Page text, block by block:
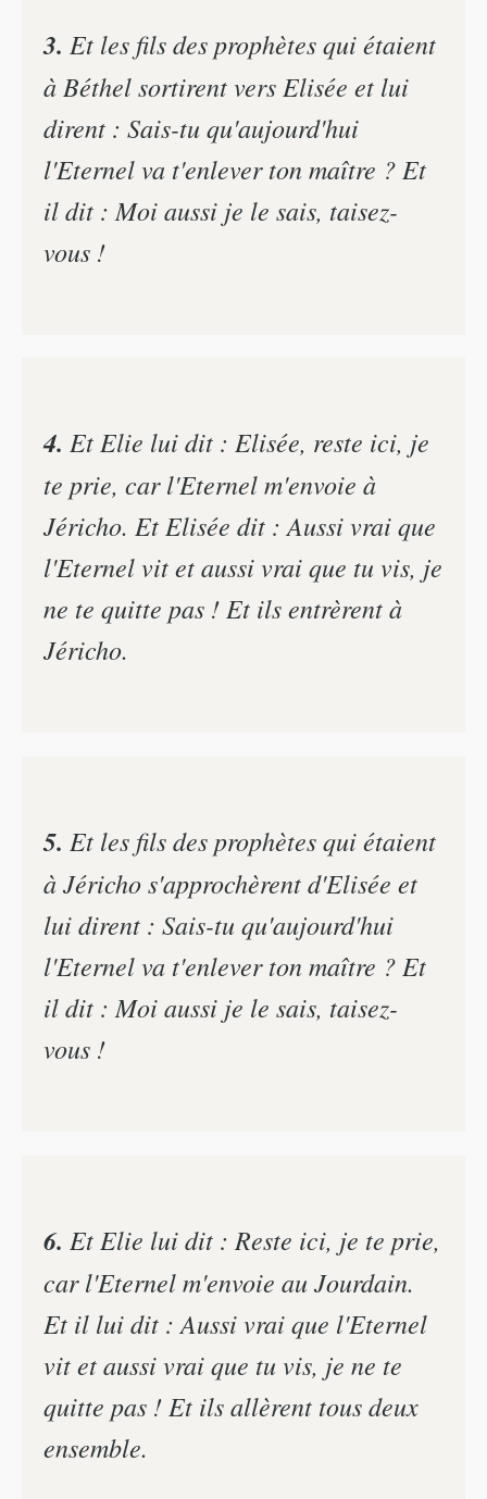
3. Et les fils des prophètes qui étaient
à Béthel sortirent vers Elisée et lui
dirent : Sais-tu qu'aujourd'hui
l'Eternel va t'enlever ton maître ? Et
il dit : Moi aussi je le sais, taisez-
vous !
4. Et Elie lui dit : Elisée, reste ici, je
te prie, car l'Eternel m'envoie à
Jéricho. Et Elisée dit : Aussi vrai que
l'Eternel vit et aussi vrai que tu vis, je
ne te quitte pas ! Et ils entrèrent à
Jéricho.
5. Et les fils des prophètes qui étaient
à Jéricho s'approchèrent d'Elisée et
lui dirent : Sais-tu qu'aujourd'hui
l'Eternel va t'enlever ton maître ? Et
il dit : Moi aussi je le sais, taisez-
vous !
6. Et Elie lui dit : Reste ici, je te prie,
car l'Eternel m'envoie au Jourdain.
Et il lui dit : Aussi vrai que l'Eternel
vit et aussi vrai que tu vis, je ne te
quitte pas ! Et ils allèrent tous deux
ensemble.